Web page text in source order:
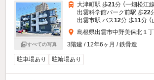
すべての写真
大津町駅 歩21分 （一畑松江線
出雲科学館パーク前駅 歩22
出雲市駅 バス12分 歩11分 （
島根県出雲市中野美保北１
3階建 / 12年6ヶ月 / 鉄骨造
駐車場あり 駐輪場あり